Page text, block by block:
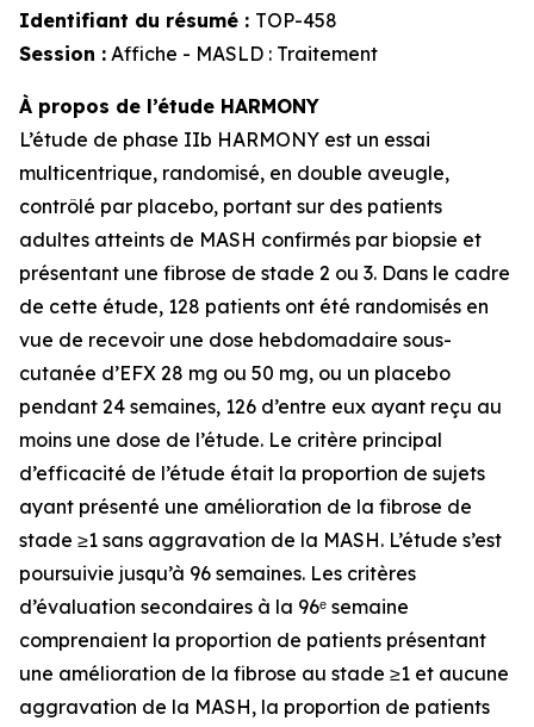
Identifiant du résumé : TOP-458
Session : Affiche - MASLD : Traitement
À propos de l’étude HARMONY
L’étude de phase IIb HARMONY est un essai
multicentrique, randomisé, en double aveugle,
contrôlé par placebo, portant sur des patients
adultes atteints de MASH confirmés par biopsie et
présentant une fibrose de stade 2 ou 3. Dans le cadre
de cette étude, 128 patients ont été randomisés en
vue de recevoir une dose hebdomadaire sous-
cutanée d’EFX 28 mg ou 50 mg, ou un placebo
pendant 24 semaines, 126 d’entre eux ayant reçu au
moins une dose de l’étude. Le critère principal
d’efficacité de l’étude était la proportion de sujets
ayant présenté une amélioration de la fibrose de
stade ≥1 sans aggravation de la MASH. L’étude s’est
poursuivie jusqu’à 96 semaines. Les critères
d’évaluation secondaires à la 96ᵉ semaine
comprenaient la proportion de patients présentant
une amélioration de la fibrose au stade ≥1 et aucune
aggravation de la MASH, la proportion de patients